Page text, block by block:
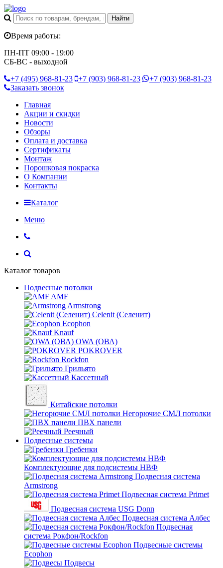
Время работы:
ПН-ПТ 09:00 - 19:00
СБ-ВС - выходной
+7 (495) 968-81-23 +7 (903) 968-81-23 +7 (903) 968-81-23
Заказать звонок
Главная
Акции и скидки
Новости
Обзоры
Оплата и доставка
Сертификаты
Монтаж
Порошковая покраска
О Компании
Контакты
Каталог
Меню
Каталог товаров
Подвесные потолки
AMF
Armstrong
Celenit (Селенит)
Ecophon
Knauf
OWA (ОВА)
POKROVER
Rockfon
Грильято
Кассетный
Китайские потолки
Негорючие СМЛ потолки
ПВХ панели
Реечный
Подвесные системы
Гребенки
Комплектующие для подсистемы НВФ
Подвесная система
Armstrong
Подвесная система Primet
Подвесная система USG Donn
Подвесная система Албес
Подвесная
система Рокфон/Rockfon
Подвесные системы
Ecophon
Подвесы